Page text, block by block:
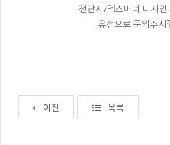
전단지/엑스배너 디자인
유선으로 문의주시
이전 목록